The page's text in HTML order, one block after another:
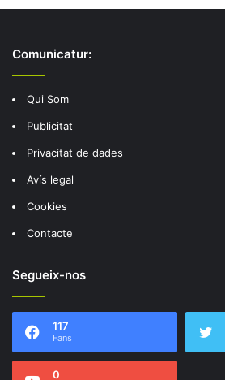
Comunicatur:
Qui Som
Publicitat
Privacitat de dades
Avís legal
Cookies
Contacte
Segueix-nos
117
Fans
0